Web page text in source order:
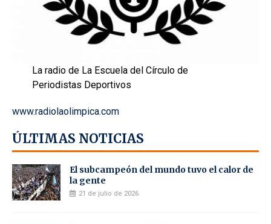
La radio de La Escuela del Círculo de
Periodistas Deportivos
www.radiolaolimpica.com
ÚLTIMAS NOTICIAS
El subcampeón del mundo tuvo el calor de
la gente
21 de julio de 2026